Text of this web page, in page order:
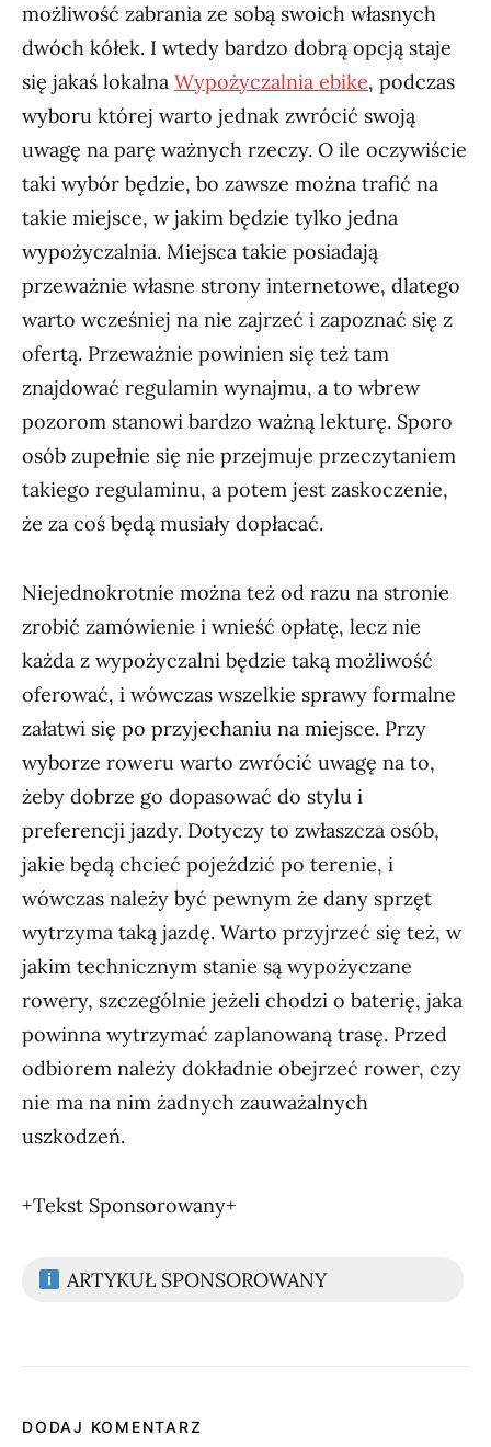
możliwość zabrania ze sobą swoich własnych
dwóch kółek. I wtedy bardzo dobrą opcją staje
się jakaś lokalna Wypożyczalnia ebike, podczas
wyboru której warto jednak zwrócić swoją
uwagę na parę ważnych rzeczy. O ile oczywiście
taki wybór będzie, bo zawsze można trafić na
takie miejsce, w jakim będzie tylko jedna
wypożyczalnia. Miejsca takie posiadają
przeważnie własne strony internetowe, dlatego
warto wcześniej na nie zajrzeć i zapoznać się z
ofertą. Przeważnie powinien się też tam
znajdować regulamin wynajmu, a to wbrew
pozorom stanowi bardzo ważną lekturę. Sporo
osób zupełnie się nie przejmuje przeczytaniem
takiego regulaminu, a potem jest zaskoczenie,
że za coś będą musiały dopłacać.
Niejednokrotnie można też od razu na stronie
zrobić zamówienie i wnieść opłatę, lecz nie
każda z wypożyczalni będzie taką możliwość
oferować, i wówczas wszelkie sprawy formalne
załatwi się po przyjechaniu na miejsce. Przy
wyborze roweru warto zwrócić uwagę na to,
żeby dobrze go dopasować do stylu i
preferencji jazdy. Dotyczy to zwłaszcza osób,
jakie będą chcieć pojeździć po terenie, i
wówczas należy być pewnym że dany sprzęt
wytrzyma taką jazdę. Warto przyjrzeć się też, w
jakim technicznym stanie są wypożyczane
rowery, szczególnie jeżeli chodzi o baterię, jaka
powinna wytrzymać zaplanowaną trasę. Przed
odbiorem należy dokładnie obejrzeć rower, czy
nie ma na nim żadnych zauważalnych
uszkodzeń.
+Tekst Sponsorowany+
ARTYKUŁ SPONSOROWANY
DODAJ KOMENTARZ